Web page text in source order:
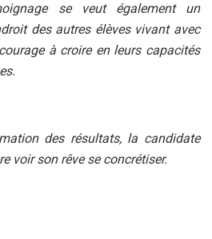
se veut également un
des autres élèves vivant avec
à croire en leurs capacités
des résultats, la candidate
voir son rêve se concrétiser.